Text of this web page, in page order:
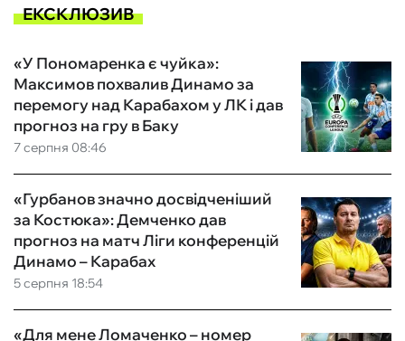
ЕКСКЛЮЗИВ
7 серпня 08:46
«У Пономаренка є чуйка»:
Максимов похвалив Динамо за
перемогу над Карабахом у ЛК і дав
прогноз на гру в Баку
5 серпня 18:54
«Гурбанов значно досвідченіший
за Костюка»: Демченко дав
прогноз на матч Ліги конференцій
Динамо – Карабах
«Для мене Ломаченко – номер